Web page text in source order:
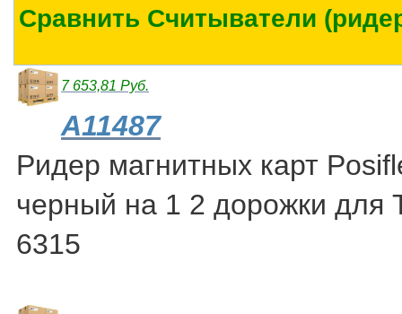
Сравнить Считыватели
7 653,81 Руб.
A11487
Ридер магнитных карт
черный на 1 2 дорожки для
6315